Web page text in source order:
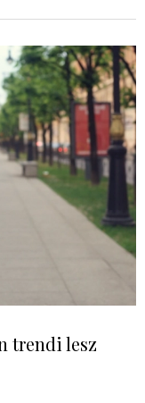
trendi lesz